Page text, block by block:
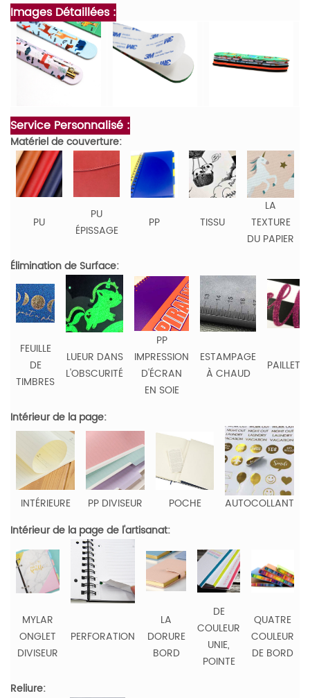
Images Détaillées :
Service Personnalisé :
Matériel de couverture:
PU
PU
ÉPISSAGE
PP TISSU
LA
TEXTURE
DU PAPIER
Élimination de Surface:
FEUILLE
DE
TIMBRES
LUEUR DANS
L'OBSCURITÉ
PP
IMPRESSION
D'ÉCRAN
EN SOIE
ESTAMPAGE
À CHAUD
Intérieur de la page:
INTÉRIEURE PP DIVISEUR POCHE
AUTOCOLLANT
Intérieur de la page de l'artisanat:
MYLAR
ONGLET
DIVISEUR
PERFORATION
LA
DORURE
BORD
DE
COULEUR
UNIE,
POINTE
QUATRE
COULEUR
DE BORD
Reliure: